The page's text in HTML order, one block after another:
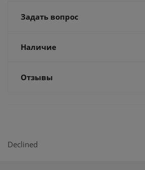
Задать вопрос
Наличие
Отзывы
Declined